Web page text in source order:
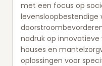
met een focus op
levensloopbestendige
nadruk op
houses en
oplossingen voor